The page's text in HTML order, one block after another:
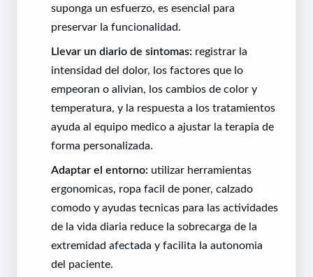
suponga un esfuerzo, es esencial para
preservar la funcionalidad.
Llevar un diario de sintomas: registrar la
intensidad del dolor, los factores que lo
empeoran o alivian, los cambios de color y
temperatura, y la respuesta a los tratamientos
ayuda al equipo medico a ajustar la terapia de
forma personalizada.
Adaptar el entorno: utilizar herramientas
ergonomicas, ropa facil de poner, calzado
comodo y ayudas tecnicas para las actividades
de la vida diaria reduce la sobrecarga de la
extremidad afectada y facilita la autonomia
del paciente.